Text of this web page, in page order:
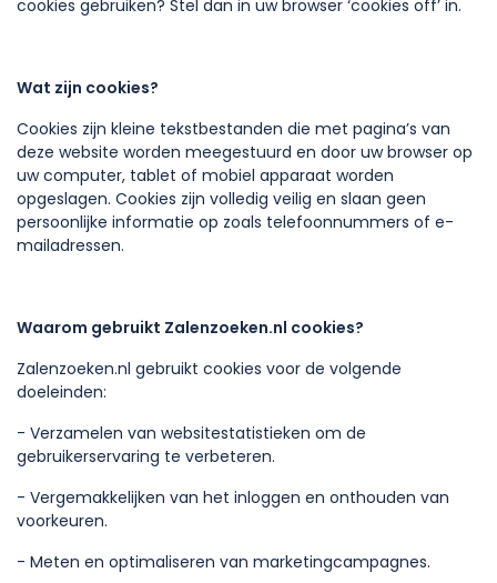
cookies gebruiken? Stel dan in uw browser ‘cookies off’ in.
Wat zijn cookies?
Cookies zijn kleine tekstbestanden die met pagina’s van
deze website worden meegestuurd en door uw browser op
uw computer, tablet of mobiel apparaat worden
opgeslagen. Cookies zijn volledig veilig en slaan geen
persoonlijke informatie op zoals telefoonnummers of e-
mailadressen.
Waarom gebruikt Zalenzoeken.nl cookies?
Zalenzoeken.nl gebruikt cookies voor de volgende
doeleinden:
- Verzamelen van websitestatistieken om de
gebruikerservaring te verbeteren.
- Vergemakkelijken van het inloggen en onthouden van
voorkeuren.
- Meten en optimaliseren van marketingcampagnes.